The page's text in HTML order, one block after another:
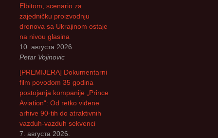
Elbitom, scenario za
zajedničku proizvodnju
dronova sa Ukrajinom ostaje
na nivou glasina
10. августа 2026.
Petar Vojinovic
[PREMIJERA] Dokumentarni
film povodom 35 godina
postojanja kompanije „Prince
Aviation“: Od retko viđene
arhive 90-tih do atraktivnih
vazduh-vazduh sekvenci
7. августа 2026.